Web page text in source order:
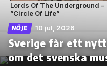
Lords Of The Underground –
”Circle Of Life”
NÖJE 10 jul, 2026
Sverige får ett
om det svenska